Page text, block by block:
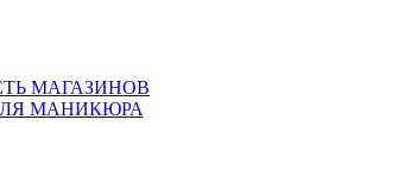
МАГАЗИНОВ
МАНИКЮРА